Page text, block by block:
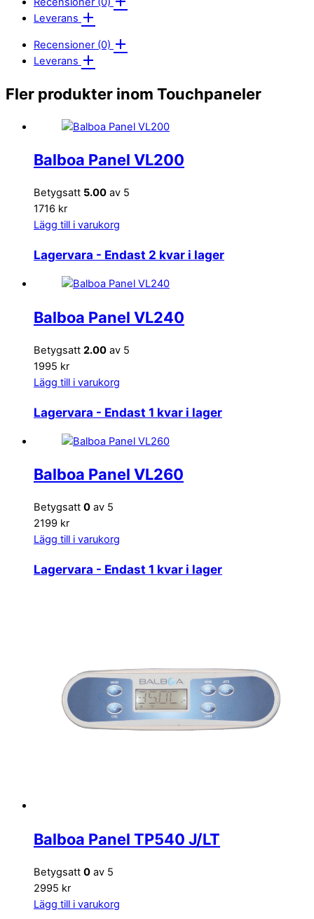
Leverans
Recensioner (0)
Leverans
Fler produkter inom Touchpaneler
Balboa Panel VL200
Betygsatt 5.00 av 5
1716 kr
Lägg till i varukorg
Lagervara - Endast 2 kvar i lager
Balboa Panel VL240
Betygsatt 2.00 av 5
1995 kr
Lägg till i varukorg
Lagervara - Endast 1 kvar i lager
Balboa Panel VL260
Betygsatt 0 av 5
2199 kr
Lägg till i varukorg
Lagervara - Endast 1 kvar i lager
Balboa Panel TP540 J/LT
Betygsatt 0 av 5
2995 kr
Lägg till i varukorg